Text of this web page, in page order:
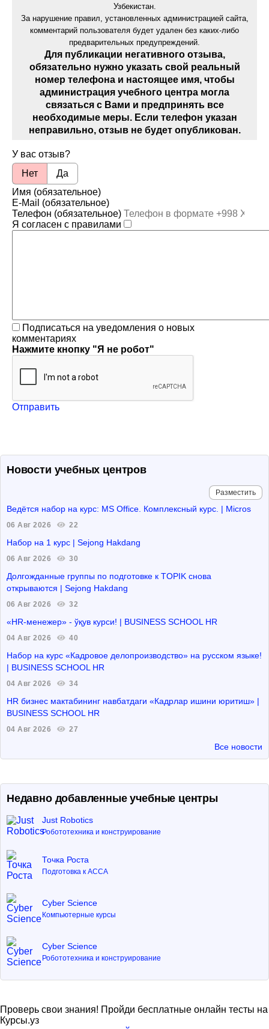
Узбекистан.
За нарушение правил, установленных администрацией сайта,
комментарий пользователя будет удален без каких-либо
предварительных предупреждений.
Для публикации негативного отзыва,
обязательно нужно указать свой реальный
номер телефона и настоящее имя, чтобы
администрация учебного центра могла
связаться с Вами и предпринять все
необходимые меры. Если телефон указан
неправильно, отзыв не будет опубликован.
У вас отзыв?
Нет
Да
Имя (обязательное)
E-Mail (обязательное)
Телефон (обязательное)
Я согласен с правилами
Подписаться на уведомления о новых
комментариях
Нажмите кнопку "Я не робот"
Отправить
Новости учебных центров
Разместить
Ведётся набор на курс: MS Office. Комплексный курс. | Micros
06 Авг 2026 22
Набор на 1 курс | Sejong Hakdang
06 Авг 2026 30
Долгожданные группы по подготовке к TOPIK снова
открываются | Sejong Hakdang
06 Авг 2026 32
«HR-менежер» - ўқув курси! | BUSINESS SCHOOL HR
04 Авг 2026 40
Набор на курс «Кадровое делопроизводство» на русском языке!
| BUSINESS SCHOOL HR
04 Авг 2026 34
HR бизнес мактабининг навбатдаги «Кадрлар ишини юритиш» |
BUSINESS SCHOOL HR
04 Авг 2026 27
Все новости
Недавно добавленные учебные центры
Just Robotics
Робототехника и конструирование
Точка Роста
Подготовка к ACCA
Cyber Science
Компьютерные курсы
Cyber Science
Робототехника и конструирование
Проверь свои знания! Пройди бесплатные онлайн тесты на
Курсы.уз